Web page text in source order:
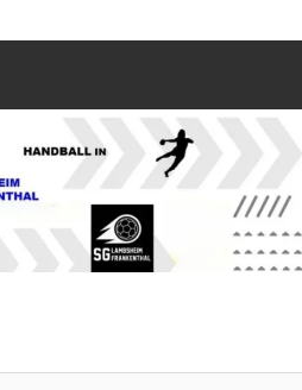
SG
Lambsheim/